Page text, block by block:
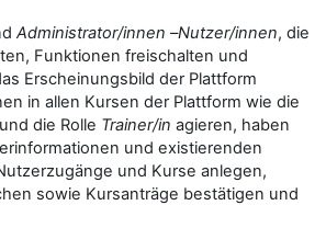
Administrator/innen –Nutzer/innen, die
Funktionen freischalten und
Erscheinungsbild der Plattform
in allen Kursen der Plattform wie die
und die Rolle Trainer/in agieren, haben
und existierenden
und Kurse anlegen,
sowie Kursanträge bestätigen und